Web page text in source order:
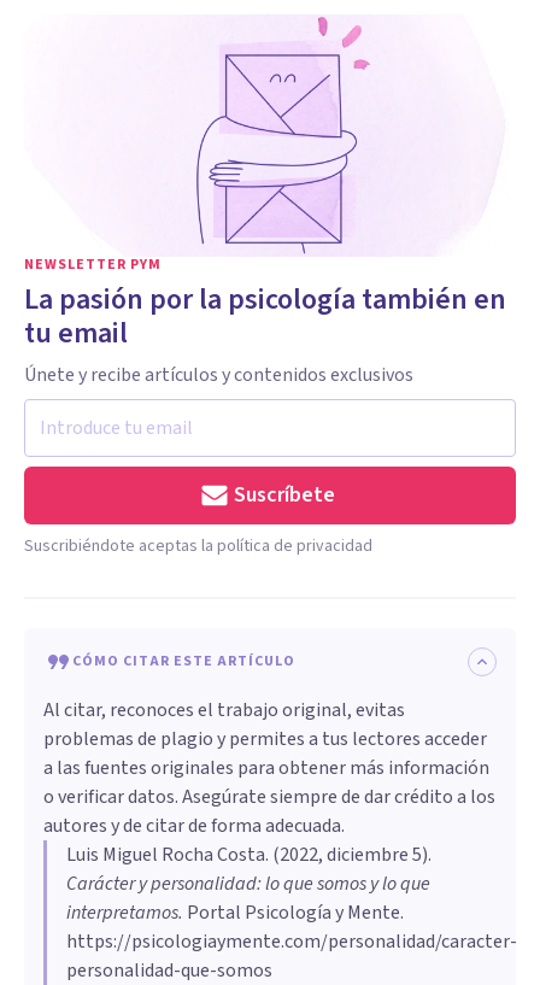
NEWSLETTER PYM
La pasión por la psicología también en
tu email
Únete y recibe artículos y contenidos exclusivos
Suscríbete
Suscribiéndote aceptas la política de privacidad
CÓMO CITAR ESTE ARTÍCULO
Al citar, reconoces el trabajo original, evitas
problemas de plagio y permites a tus lectores acceder
a las fuentes originales para obtener más información
o verificar datos. Asegúrate siempre de dar crédito a los
autores y de citar de forma adecuada.
Luis Miguel Rocha Costa. (2022, diciembre 5).
Carácter y personalidad: lo que somos y lo que
interpretamos. Portal Psicología y Mente.
https://psicologiaymente.com/personalidad/caracter-
personalidad-que-somos